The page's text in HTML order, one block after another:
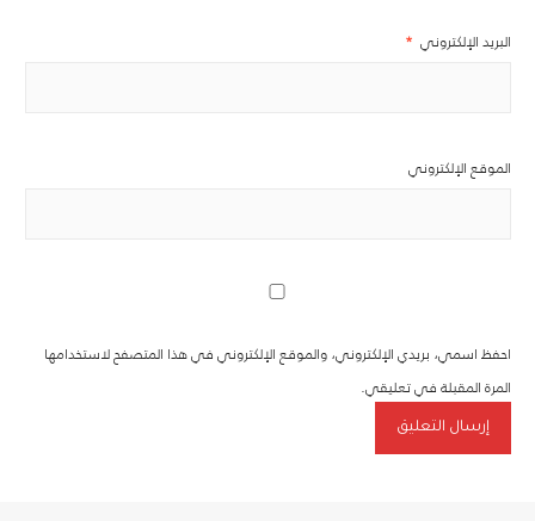
البريد الإلكتروني *
الموقع الإلكتروني
احفظ اسمي، بريدي الإلكتروني، والموقع الإلكتروني في هذا المتصفح لاستخدامها
المرة المقبلة في تعليقي.